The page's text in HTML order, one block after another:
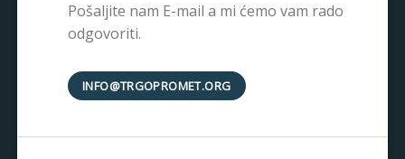
Pošaljite nam E-mail a mi ćemo vam rado
odgovoriti.
INFO@TRGOPROMET.ORG